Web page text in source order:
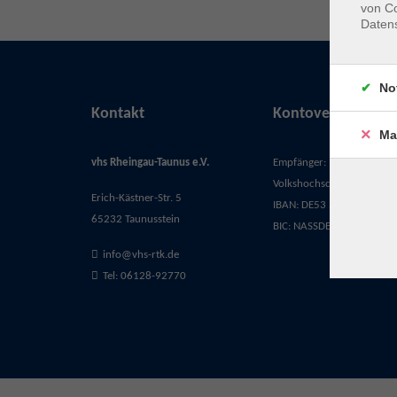
Kontakt
vhs Rheingau-Taunus e.V.
Erich-Kästner-Str. 5
65232 Taunusstein
info@vhs-rtk.de
Tel: 06128-92770
Kontoverbindung
Empfänger:
Volkshochschule Rheingau-
IBAN: DE53 5105 0015
BIC: NASSDE55XXX
von